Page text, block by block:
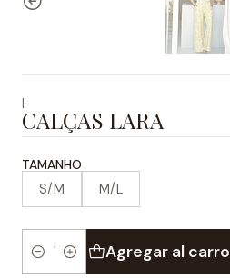
|
CALÇAS LARA
TAMANHO
S/M M/L
Cantidad
Agregar al carro